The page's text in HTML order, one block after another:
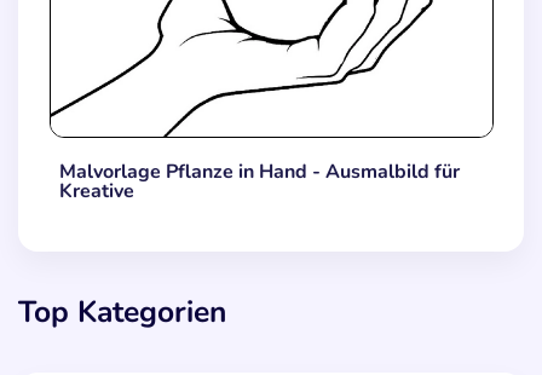
Malvorlage Pflanze in Hand - Ausmalbild für
Kreative
Top Kategorien